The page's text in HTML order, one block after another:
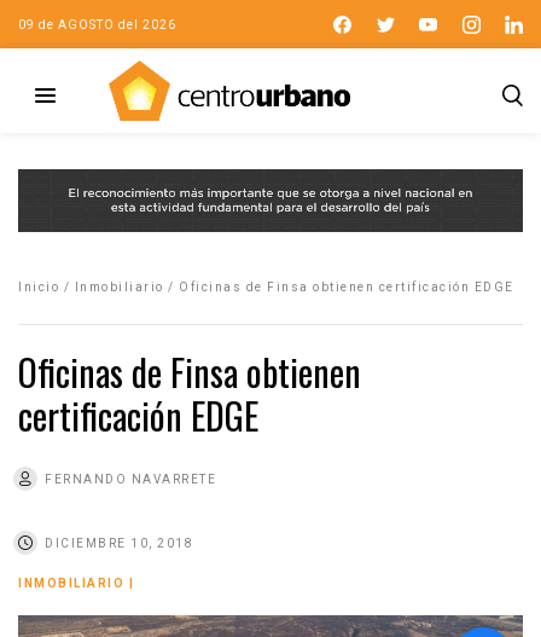
09 de AGOSTO del 2026
Inicio / Inmobiliario / Oficinas de Finsa obtienen certificación EDGE
Oficinas de Finsa obtienen
certificación EDGE
FERNANDO NAVARRETE
DICIEMBRE 10, 2018
INMOBILIARIO